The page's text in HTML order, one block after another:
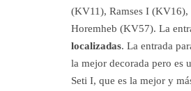
(KV11), Ramses I
Horemheb (KV57). La
localizadas. La entrada
la mejor decorada pero es
Seti I, que es la mejor y